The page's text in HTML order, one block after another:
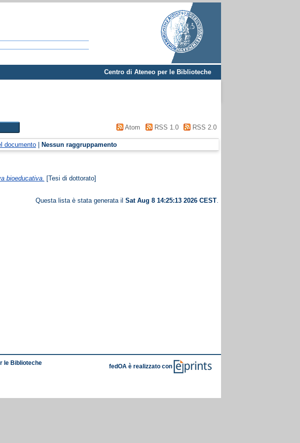
Centro di Ateneo per le Biblioteche
Atom RSS 1.0 RSS 2.0
documento Nessun raggruppamento
bioeducativa. [Tesi di dottorato]
Questa lista è stata generata il Sat Aug 8 14:25:13 2026 CEST
le Biblioteche
fedOA è realizzato con